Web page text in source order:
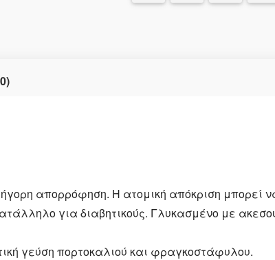
απορρόφηση. Η ατομική απόκριση μπορεί
για διαβητικούς. Γλυκασμένο με
γεύση πορτοκαλιού και φραγκοστάφυλου.